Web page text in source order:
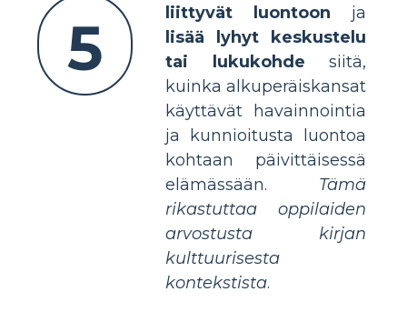
5
liittyvät luontoon ja
lisää lyhyt keskustelu
tai lukukohde siitä,
kuinka alkuperäiskansat
käyttävät havainnointia
ja kunnioitusta luontoa
kohtaan päivittäisessä
elämässään. Tämä
rikastuttaa oppilaiden
arvostusta kirjan
kulttuurisesta
kontekstista.